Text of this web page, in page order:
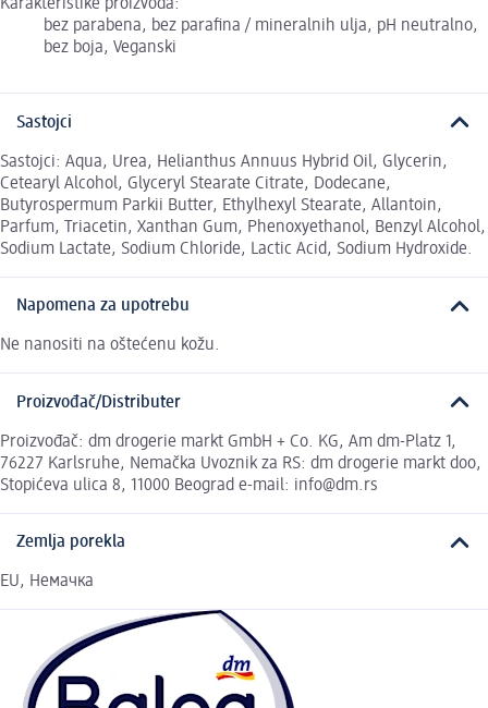
Karakteristike proizvoda:
bez parabena, bez parafina / mineralnih ulja, pH neutralno,
bez boja, Veganski
Sastojci
Sastojci: Aqua, Urea, Helianthus Annuus Hybrid Oil, Glycerin,
Cetearyl Alcohol, Glyceryl Stearate Citrate, Dodecane,
Butyrospermum Parkii Butter, Ethylhexyl Stearate, Allantoin,
Parfum, Triacetin, Xanthan Gum, Phenoxyethanol, Benzyl Alcohol,
Sodium Lactate, Sodium Chloride, Lactic Acid, Sodium Hydroxide.
Napomena za upotrebu
Ne nanositi na oštećenu kožu.
Proizvođač/Distributer
Proizvođač: dm drogerie markt GmbH + Co. KG, Am dm-Platz 1,
76227 Karlsruhe, Nemačka Uvoznik za RS: dm drogerie markt doo,
Stopićeva ulica 8, 11000 Beograd e-mail: info@dm.rs
Zemlja porekla
EU, Немачка